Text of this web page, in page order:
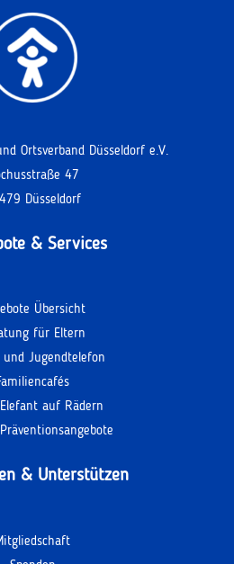
Ortsverband Düsseldorf e.V.
47
Düsseldorf
& Services
Übersicht
für Eltern
und Jugendtelefon
auf Rädern
& Unterstützen